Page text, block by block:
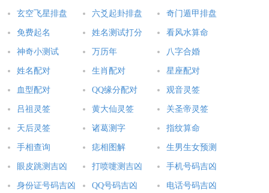
女人打七个喷嚏，说男朋友只在乎你。
女人打八个喷嚏，表示想念对方。
周一到周日打喷嚏吉凶
星期一打喷嚏，欲遇危险，有小人诽谤，需得谨慎，不可掉
以轻心。
星期二打喷嚏，或吻陌生人之脸，有桃花，遇良人，莫羞
赧，大方表现。
玄空飞星排盘 六爻起卦排盘 奇门遁甲排盘
免费起名 姓名测试打分 看风水算命
神奇小测试 万历年 八字合婚
姓名配对 生肖配对 星座配对
血型配对 QQ缘分配对 观音灵签
吕祖灵签 黄大仙灵签 关圣帝灵签
天后灵签 诸葛测字 指纹算命
手相查询 痣相图解 生男生女预测
眼皮跳测吉凶 打喷嚏测吉凶 手机号码吉凶
身份证号码吉凶 QQ号码吉凶 电话号码吉凶